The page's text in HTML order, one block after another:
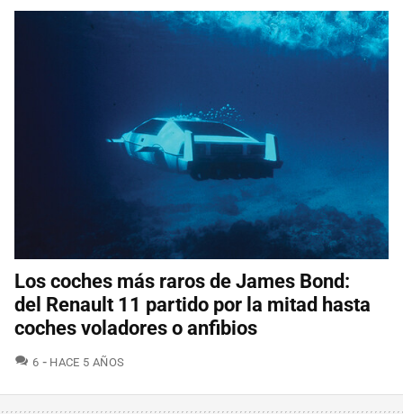
Los coches más raros de James Bond:
del Renault 11 partido por la mitad hasta
coches voladores o anfibios
6 COMENTARIOS
HACE 5 AÑOS